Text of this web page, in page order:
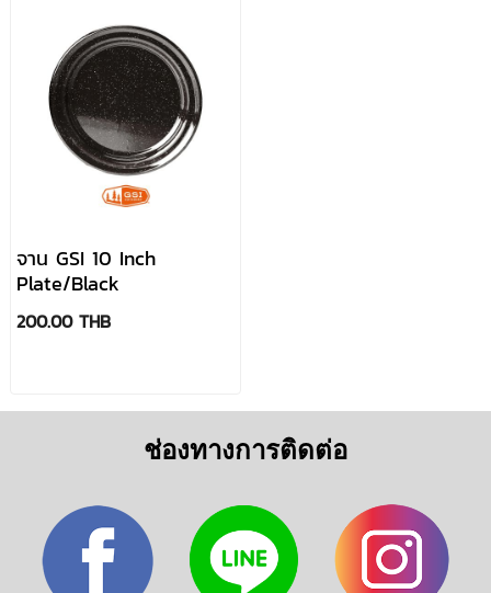
จาน GSI 10 Inch
Plate/Black
200.00 THB
ช่องทางการติดต่อ